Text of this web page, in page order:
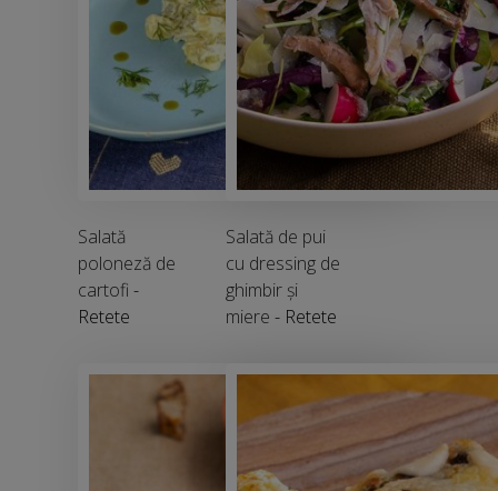
Salată
poloneză de
cartofi -
Retete
Salată de pui
cu dressing de
ghimbir și
miere - Retete